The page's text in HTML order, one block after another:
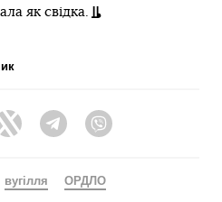
як свідка.
Twitter TelegramViber
вугілля ОРДЛО